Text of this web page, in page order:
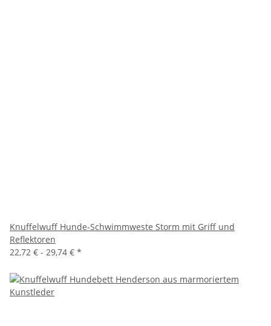
Knuffelwuff Hunde-Schwimmweste Storm mit Griff und
Reflektoren
22,72 € - 29,74 € *